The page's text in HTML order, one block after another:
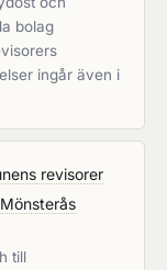
bolag
ingår även i
revisorer
Mönsterås
till